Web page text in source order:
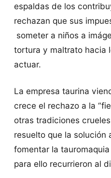
espaldas de los
rechazan que sus
someter a niños a
tortura y maltrato hacia
actuar.
La empresa taurina
crece el rechazo a la
otras tradiciones
resuelto que la solución
fomentar la
para ello recurrieron al